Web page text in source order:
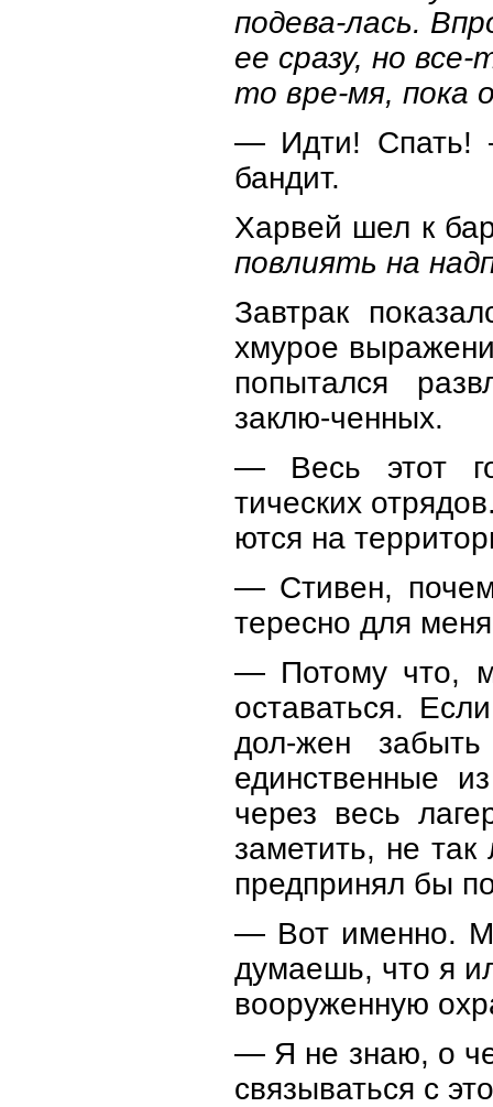
подева-лась.
ее сразу, но
то вре-мя, пока
— Идти! Спать!
бандит.
Харвей шел к
повлиять на
Завтрак
хмурое
попытался
заклю-ченных.
— Весь этот
тических
ются на
— Стивен,
тересно для
— Потому что,
оставаться.
дол-жен
единственные
через весь
заметить, не
предпринял бы
— Вот именно.
думаешь, что я
вооруженную
— Я не знаю, о
связываться с